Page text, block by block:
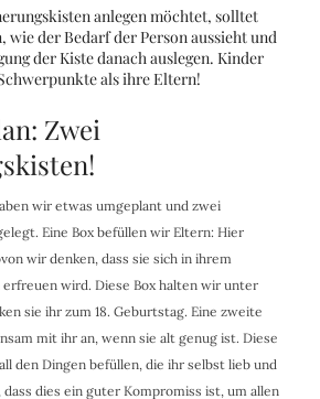
anlegen möchtet, solltet
wie der Bedarf der Person aussieht und
der Kiste danach auslegen. Kinder
als ihre Eltern!
Zwei
wir etwas umgeplant und zwei
Eine Box befüllen wir Eltern: Hier
wir denken, dass sie sich in ihrem
erfreuen wird. Diese Box halten wir unter
sie ihr zum 18. Geburtstag. Eine zweite
mit ihr an, wenn sie alt genug ist. Diese
den Dingen befüllen, die ihr selbst lieb und
dies ein guter Kompromiss ist, um allen